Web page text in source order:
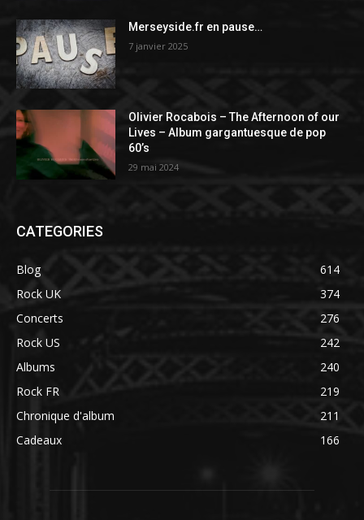
Merseyside.fr en pause…
7 janvier 2025
Olivier Rocabois – The Afternoon of our
Lives – Album gargantuesque de pop
60’s
29 mai 2024
CATEGORIES
Blog
614
Rock UK
374
Concerts
276
Rock US
242
Albums
240
Rock FR
219
Chronique d'album
211
Cadeaux
166